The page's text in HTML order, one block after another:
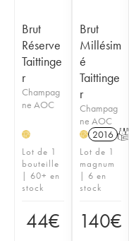
Brut
Réserve
Taittinge
r
Champag
ne AOC
H
Lot de 1
bouteille
| 60+ en
stock
44€
Brut
Millésim
é
Taittinge
r
Champag
ne AOC
H 2016 T
Lot de 1
magnum
| 6 en
stock
140€